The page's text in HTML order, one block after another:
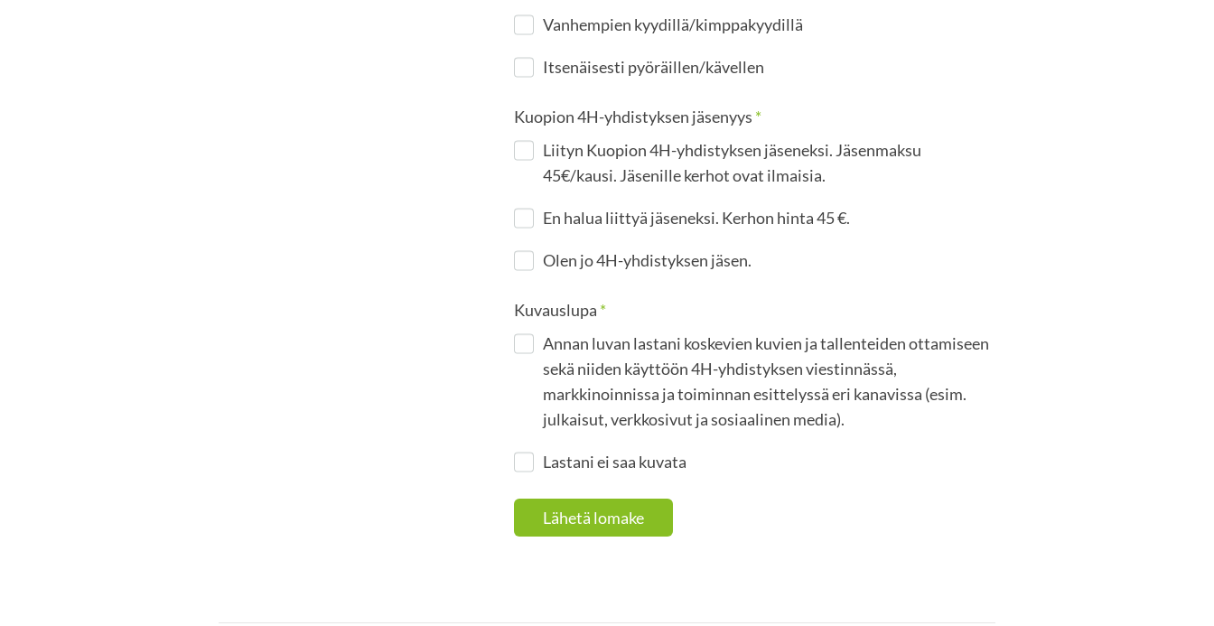
Vanhempien kyydillä/kimppakyydillä
Itsenäisesti pyöräillen/kävellen
Kuopion 4H-yhdistyksen jäsenyys *
Liityn Kuopion 4H-yhdistyksen jäseneksi. Jäsenmaksu
45€/kausi. Jäsenille kerhot ovat ilmaisia.
En halua liittyä jäseneksi. Kerhon hinta 45 €.
Olen jo 4H-yhdistyksen jäsen.
Kuvauslupa *
Annan luvan lastani koskevien kuvien ja tallenteiden ottamiseen
sekä niiden käyttöön 4H-yhdistyksen viestinnässä,
markkinoinnissa ja toiminnan esittelyssä eri kanavissa (esim.
julkaisut, verkkosivut ja sosiaalinen media).
Lastani ei saa kuvata
Lähetä lomake